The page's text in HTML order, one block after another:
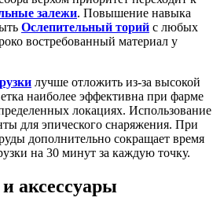
залежи. Повышение навыка
Ослепительный торий с любых
востребованный материал у
лучше отложить из-за высокой
наиболее эффективна при фарме
локациях. Использование
для эпического снаряжения. При
дополнительно сокращает время
на 30 минут за каждую точку.
аксессуары